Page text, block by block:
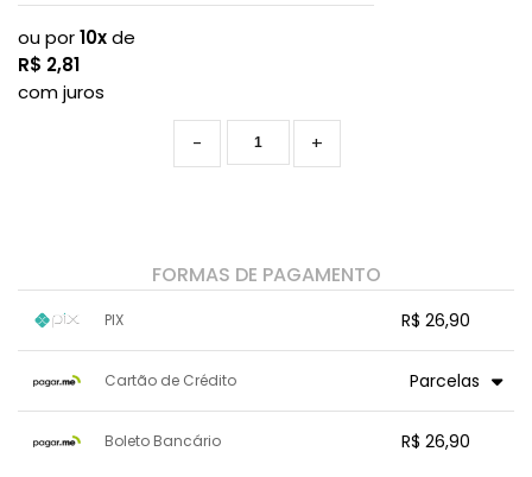
ou por10xde
R$ 2,81
com juros
+
-
FORMAS DE PAGAMENTO
PIX R$ 26,90
.
Cartão de Crédito Parcelas
2x com juros de R$ 13,99
8x com juros de R$ 3,51
Boleto Bancário R$ 26,90